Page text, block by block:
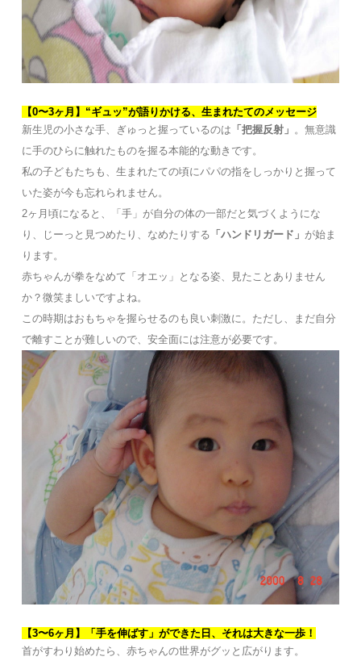
【0〜3ヶ月】“ギュッ”が語りかける、生まれたてのメッセージ
新生児の小さな手、ぎゅっと握っているのは 「把握反射」 。無意識
に手のひらに触れたものを握る本能的な動きです。
私の子どもたちも、生まれたての頃にパパの指をしっかりと握って
いた姿が今も忘れられません。
2ヶ月頃になると、「手」が自分の体の一部だと気づくようにな
り、じーっと見つめたり、なめたりする 「ハンドリガード」 が始ま
ります。
赤ちゃんが拳をなめて「オエッ」となる姿、見たことありません
か？微笑ましいですよね。
この時期はおもちゃを握らせるのも良い刺激に。ただし、まだ自分
で離すことが難しいので、安全面には注意が必要です。
【3〜6ヶ月】「手を伸ばす」ができた日、それは大きな一歩！
首がすわり始めたら、赤ちゃんの世界がグッと広がります。